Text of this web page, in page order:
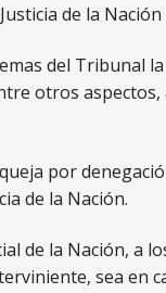
de la
del Tribunal
otros aspectos,
por
de la Nación.
de la Nación, a
sea en